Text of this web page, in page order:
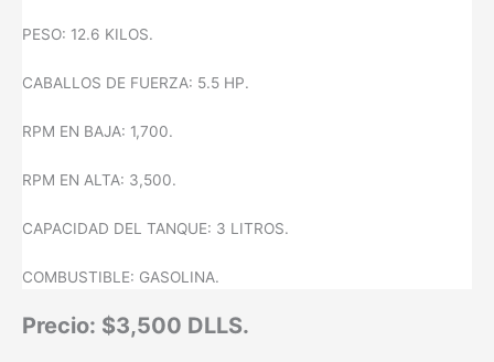
PESO: 12.6 KILOS.
CABALLOS DE FUERZA: 5.5 HP.
RPM EN BAJA: 1,700.
RPM EN ALTA: 3,500.
CAPACIDAD DEL TANQUE: 3 LITROS.
COMBUSTIBLE: GASOLINA.
Precio: $3,500 DLLS.